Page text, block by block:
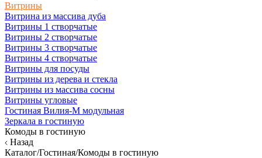
Витрины
Витрина из массива дуба
Витрины 1 створчатые
Витрины 2 створчатые
Витрины 3 створчатые
Витрины 4 створчатые
Витрины для посуды
Витрины из дерева и стекла
Витрины из массива сосны
Витрины угловые
Гостиная Вилия-М модульная
Зеркала в гостиную
Комоды в гостиную
Назад
Каталог/Гостиная/Комоды в гостиную